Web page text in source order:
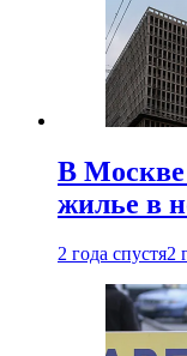
В Москве
жилье в
2 года спустя2